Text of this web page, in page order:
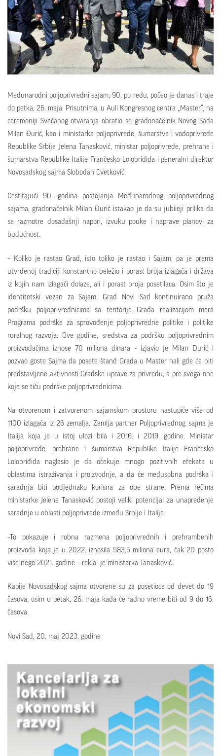
Međunarodni polјoprivredni sajam, 90. po redu, počeo je danas i traje
do petka, 26. maja. Prisutnima, u Auli Kongresnog centra „Master“, na
ceremoniji Svečanog otvaranja obratio se gradonačelnik Novog Sada
Milan Đurić, kao i ministarka polјoprivrede, šumarstva i vodoprivrede
Republike Srbije Jelena Tanasković, ministar polјoprivrede, prehrane i
šumarstva Republike Italije Frančesko Lolobriđida i generalni direktor
Novosadskog sajma Slobodan Cvetković.
Čestitajući 90. godina postojanja Međunarodnog polјoprivrednog
sajama, gradonačelnik Milan Đurić istakao je da su jubileji prilika da
se razmotre dosadašnji napori, izvuku pouke i naprave planovi za
budućnost.
– Koliko je rastao Grad, isto toliko je rastao i Sajam, pa je prema
utvrđenoj tradiciji konstantno beležio i porast broja izlagača i država
iz kojih nam izlagači dolaze, ali i porast broja posetilaca. Osim što je
identitetski vezan za Sajam, Grad Novi Sad kontinuirano pruža
podršku polјoprivrednicima sa teritorije Grada realizacijom mera
Programa podrške za sprovođenje polјoprivredne politike i politike
ruralnog razvoja. Ove godine, sredstva za podršku polјoprivrednim
proizvođačima iznose 70 miliona dinara - izjavio je Milan Đurić i
pozvao goste Sajma da posete štand Grada u Master hali gde će biti
predstavlјene aktivnosti Gradske uprave za privredu, a pre svega one
koje se tiču podrške polјoprivrednicima.
Na otvorenom i zatvorenom sajamskom prostoru nastupiće više od
1100 izlagača iz 26 zemalјa. Zemlјa partner Polјoprivrednog sajma je
Italija koja je u istoj ulozi bila i 2016. i 2019. godine. Ministar
polјoprivrede, prehrane i šumarstva Republike Italije Frančesko
Lolobriđida naglasio je da očekuje mnogo pozitivnih efekata u
oblastima istraživanja i proizvodnje, a da će međusobna podrška i
saradnja biti podjednako korisna za obe strane. Prema rečima
ministarke Jelene Tanasković postoji veliki potencijal za unapređenje
saradnje u oblasti polјoprivrede između Srbije i Italije.
–To pokazuje i robna razmena polјoprivrednih i prehrambenih
proizvoda koja je u 2022. iznosila 583,5 miliona eura, čak 20 posto
više nego 2021. godine – rekla je ministarka Tanasković.
Kapije Novosadskog sajma otvorene su za posetioce od devet do 19
časova, osim u petak, 26. maja kada će radno vreme biti od 9 do 16.
časova.
Novi Sad, 20. maj 2023. godine